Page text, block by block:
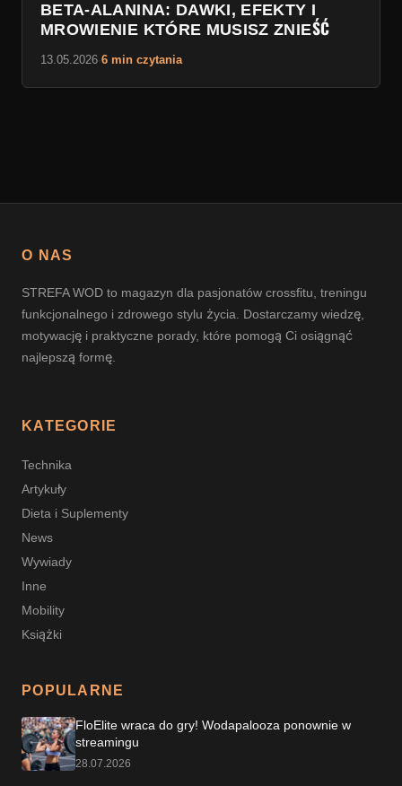
BETA-ALANINA: DAWKI, EFEKTY I
MROWIENIE KTÓRE MUSISZ ZNIEŚĆ
13.05.2026 6 min czytania
O NAS
STREFA WOD to magazyn dla pasjonatów crossfitu, treningu
funkcjonalnego i zdrowego stylu życia. Dostarczamy wiedzę,
motywację i praktyczne porady, które pomogą Ci osiągnąć
najlepszą formę.
KATEGORIE
Technika
Artykuły
Dieta i Suplementy
News
Wywiady
Inne
Mobility
Książki
POPULARNE
FloElite wraca do gry! Wodapalooza ponownie w
streamingu
28.07.2026